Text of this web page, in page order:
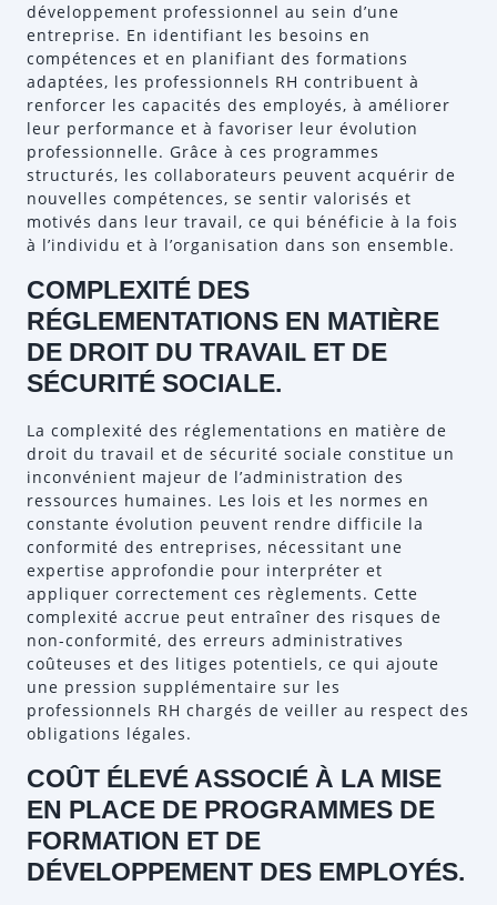
développement professionnel au sein d’une
entreprise. En identifiant les besoins en
compétences et en planifiant des formations
adaptées, les professionnels RH contribuent à
renforcer les capacités des employés, à améliorer
leur performance et à favoriser leur évolution
professionnelle. Grâce à ces programmes
structurés, les collaborateurs peuvent acquérir de
nouvelles compétences, se sentir valorisés et
motivés dans leur travail, ce qui bénéficie à la fois
à l’individu et à l’organisation dans son ensemble.
COMPLEXITÉ DES
RÉGLEMENTATIONS EN MATIÈRE
DE DROIT DU TRAVAIL ET DE
SÉCURITÉ SOCIALE.
La complexité des réglementations en matière de
droit du travail et de sécurité sociale constitue un
inconvénient majeur de l’administration des
ressources humaines. Les lois et les normes en
constante évolution peuvent rendre difficile la
conformité des entreprises, nécessitant une
expertise approfondie pour interpréter et
appliquer correctement ces règlements. Cette
complexité accrue peut entraîner des risques de
non-conformité, des erreurs administratives
coûteuses et des litiges potentiels, ce qui ajoute
une pression supplémentaire sur les
professionnels RH chargés de veiller au respect des
obligations légales.
COÛT ÉLEVÉ ASSOCIÉ À LA MISE
EN PLACE DE PROGRAMMES DE
FORMATION ET DE
DÉVELOPPEMENT DES EMPLOYÉS.